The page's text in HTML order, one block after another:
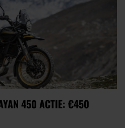
450 ACTIE: €450